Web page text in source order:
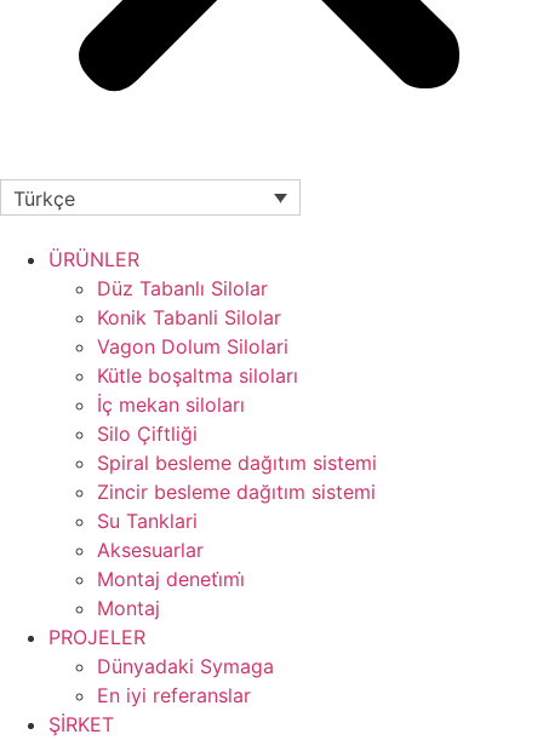
Türkçe
ÜRÜNLER
Düz Tabanlı Silolar
Konik Tabanli Silolar
Vagon Dolum Silolari
Kütle boşaltma siloları
İç mekan siloları
Silo Çiftliği
Spiral besleme dağıtım sistemi
Zincir besleme dağıtım sistemi
Su Tanklari
Aksesuarlar
Montaj deneti̇mi̇
Montaj
PROJELER
Dünyadaki Symaga
En iyi referanslar
ŞİRKET